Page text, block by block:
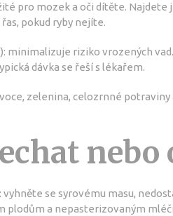
pro mozek a oči dítěte.
pokud ryby nejíte.
minimalizuje riziko vrozených
dávka se řeší s lékařem.
zelenina, celozrnné
nebo
vyhněte se syrovému masu,
plodům a nepasterizovaným